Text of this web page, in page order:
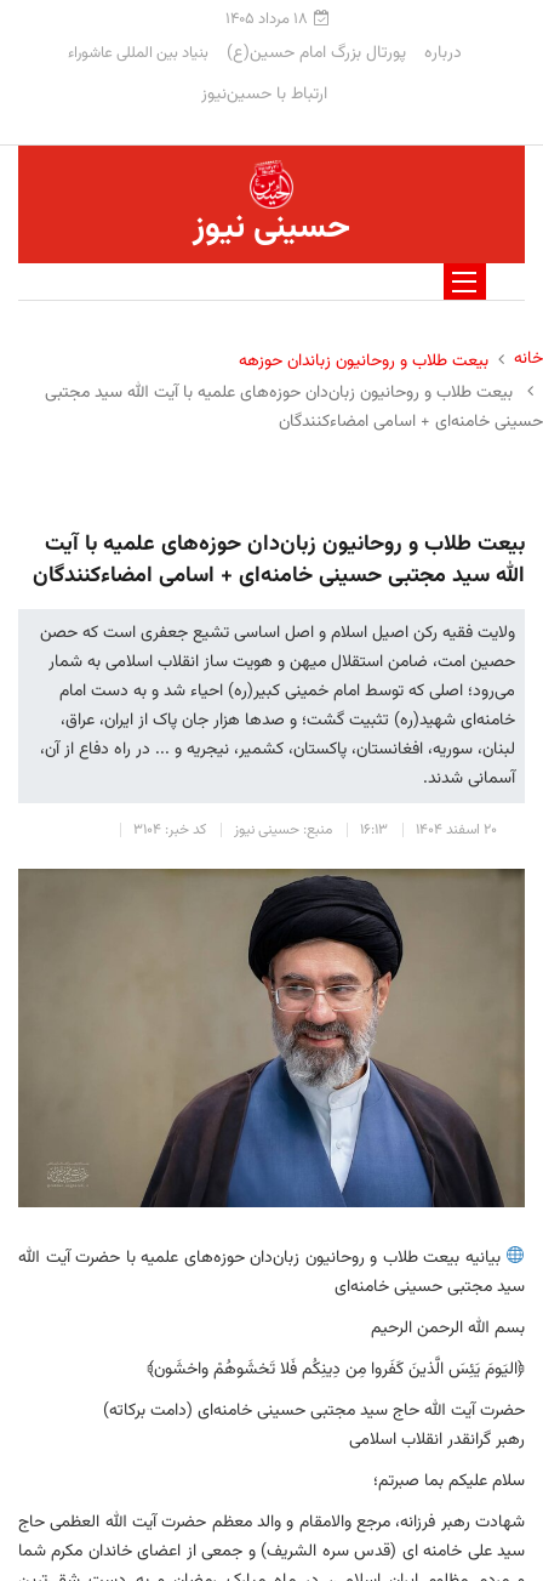
۱۸ مرداد ۱۴۰۵
درباره پورتال بزرگ امام حسین(ع) بنیاد بین المللی عاشوراء
ارتباط با حسین‌نیوز
حسینی نیوز
خانه
بیعت طلاب و روحانیون زباندان حوزهه
بیعت طلاب و روحانیون زبان‌دان حوزه‌های علمیه با آیت الله سید مجتبی
حسینی خامنه‌ای + اسامی امضاءکنندگان
بیعت طلاب و روحانیون زبان‌دان حوزه‌های علمیه با آیت
الله سید مجتبی حسینی خامنه‌ای + اسامی امضاءکنندگان
ولایت فقیه رکن اصیل اسلام و اصل اساسی تشیع جعفری است که حصن
حصین امت، ضامن استقلال میهن و هویت ساز انقلاب اسلامی به شمار
می‌رود؛ اصلی که توسط امام خمینی کبیر(ره) احیاء شد و به دست امام
خامنه‌ای شهید(ره) تثبیت گشت؛ و صدها هزار جان پاک از ایران، عراق،
لبنان، سوریه، افغانستان، پاکستان، کشمیر، نیجریه و ... در راه دفاع از آن،
آسمانی شدند.
۲۰ اسفند ۱۴۰۴ ۱۶:۱۳ منبع: حسینی نیوز کد خبر: ۳۱۰۴
بیانیه بیعت طلاب و روحانیون زبان‌دان حوزه‌های علمیه با حضرت آیت الله
سید مجتبی حسینی خامنه‌ای
بسم الله الرحمن الرحیم
﴿اليَومَ يَئِسَ الَّذينَ كَفَروا مِن دِينِكُم فَلا تَخشَوهُمْ واخشَون﴾
حضرت آیت الله حاج سید مجتبی حسینی خامنه‌ای (دامت برکاته)
رهبر گرانقدر انقلاب اسلامی
سلام علیکم بما صبرتم؛
شهادت رهبر فرزانه، مرجع والامقام و والد معظم حضرت آیت الله العظمی حاج
سید علی خامنه ای (قدس سره الشریف) و جمعی از اعضای خاندان مکرم شما